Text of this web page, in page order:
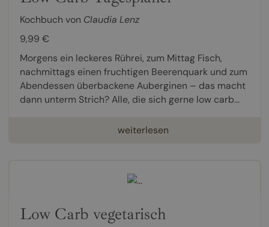
Kochbuch von Claudia Lenz
9,99 €
Morgens ein leckeres Rührei, zum Mittag Fisch,
nachmittags einen fruchtigen Beerenquark und zum
Abendessen überbackene Auberginen – das macht
dann unterm Strich? Alle, die sich gerne low carb...
weiterlesen
Low Carb vegetarisch